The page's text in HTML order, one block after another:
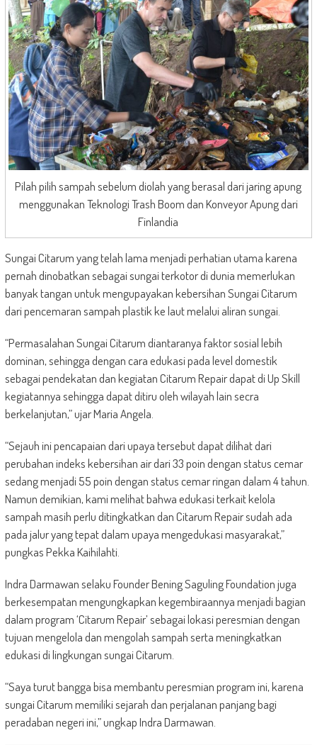
Pilah pilih sampah sebelum diolah yang berasal dari jaring apung
menggunakan Teknologi Trash Boom dan Konveyor Apung dari
Finlandia
Sungai Citarum yang telah lama menjadi perhatian utama karena
pernah dinobatkan sebagai sungai terkotor di dunia memerlukan
banyak tangan untuk mengupayakan kebersihan Sungai Citarum
dari pencemaran sampah plastik ke laut melalui aliran sungai.
“Permasalahan Sungai Citarum diantaranya faktor sosial lebih
dominan, sehingga dengan cara edukasi pada level domestik
sebagai pendekatan dan kegiatan Citarum Repair dapat di Up Skill
kegiatannya sehingga dapat ditiru oleh wilayah lain secra
berkelanjutan,” ujar Maria Angela.
“Sejauh ini pencapaian dari upaya tersebut dapat dilihat dari
perubahan indeks kebersihan air dari 33 poin dengan status cemar
sedang menjadi 55 poin dengan status cemar ringan dalam 4 tahun.
Namun demikian, kami melihat bahwa edukasi terkait kelola
sampah masih perlu ditingkatkan dan Citarum Repair sudah ada
pada jalur yang tepat dalam upaya mengedukasi masyarakat,”
pungkas Pekka Kaihilahti.
Indra Darmawan selaku Founder Bening Saguling Foundation juga
berkesempatan mengungkapkan kegembiraannya menjadi bagian
dalam program ‘Citarum Repair’ sebagai lokasi peresmian dengan
tujuan mengelola dan mengolah sampah serta meningkatkan
edukasi di lingkungan sungai Citarum.
“Saya turut bangga bisa membantu peresmian program ini, karena
sungai Citarum memiliki sejarah dan perjalanan panjang bagi
peradaban negeri ini,” ungkap Indra Darmawan.